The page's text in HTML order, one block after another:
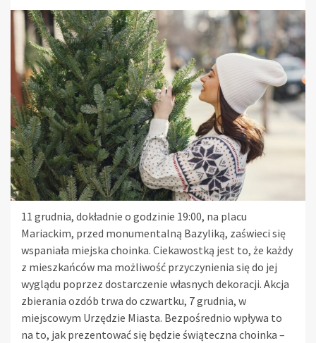
11 grudnia, dokładnie o godzinie 19:00, na placu
Mariackim, przed monumentalną Bazyliką, zaświeci się
wspaniała miejska choinka. Ciekawostką jest to, że każdy
z mieszkańców ma możliwość przyczynienia się do jej
wyglądu poprzez dostarczenie własnych dekoracji. Akcja
zbierania ozdób trwa do czwartku, 7 grudnia, w
miejscowym Urzędzie Miasta. Bezpośrednio wpływa to
na to, jak prezentować się będzie świąteczna choinka –